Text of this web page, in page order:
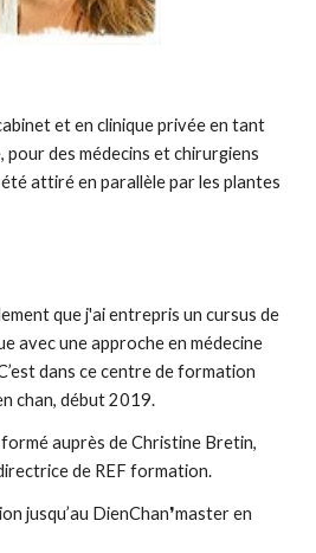
et en clinique privée en tant
pour des médecins et chirurgiens
attiré en parallèle par les plantes
que j'ai entrepris un cursus de
avec une approche en médecine
dans ce centre de formation
chan, début 2019.
formé auprès de Christine Bretin,
de REF formation.
jusqu’au DienChan❜master en